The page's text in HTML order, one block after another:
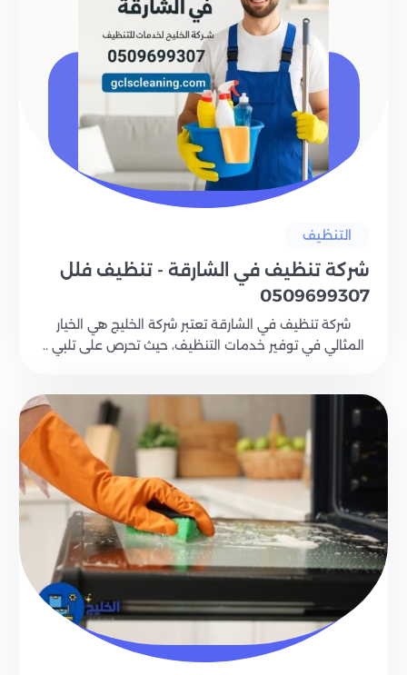
التنظيف
شركة تنظيف في الشارقة - تنظيف فلل
0509699307
شركة تنظيف في الشارقة تعتبر شركة الخليج هي الخيار
المثالي في توفير خدمات التنظيف، حيث تحرص على تلبي ..